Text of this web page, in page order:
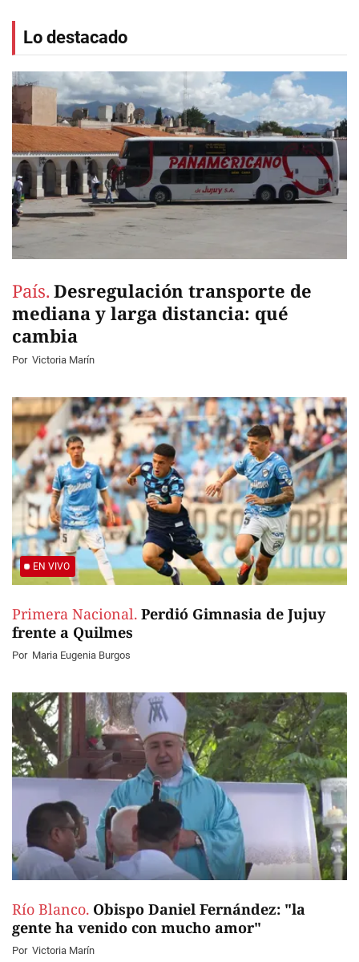
Lo destacado
País. Desregulación transporte de
mediana y larga distancia: qué
cambia
Por Victoria Marín
EN VIVO
Primera Nacional. Perdió Gimnasia de Jujuy
frente a Quilmes
Por Maria Eugenia Burgos
Río Blanco. Obispo Daniel Fernández: "la
gente ha venido con mucho amor"
Por Victoria Marín